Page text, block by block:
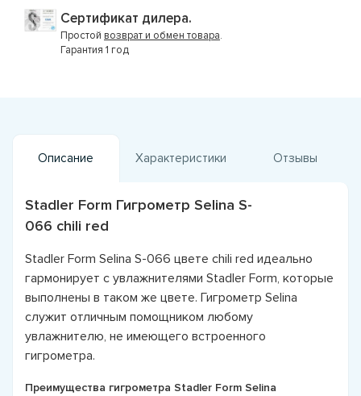
Сертификат дилера.
Простой возврат и обмен товара.
Гарантия 1 год
Описание Характеристики Отзывы
Stadler Form Гигрометр Selina S-
066 chili red
Stadler Form Selina S-066 цвете chili red идеально
гармонирует с увлажнителями Stadler Form, которые
выполнены в таком же цвете. Гигрометр Selina
служит отличным помощником любому
увлажнителю, не имеющего встроенного
гигрометра.
Преимущества гигрометра Stadler Form Selina